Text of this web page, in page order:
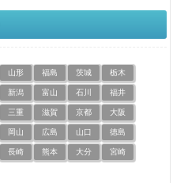
山形 福島 茨城 栃木
新潟 富山 石川 福井
三重 滋賀 京都 大阪
岡山 広島 山口 徳島
長崎 熊本 大分 宮崎